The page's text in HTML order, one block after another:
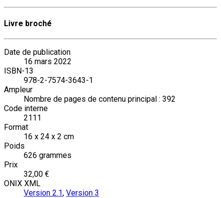
Livre broché
Date de publication
16 mars 2022
ISBN-13
978-2-7574-3643-1
Ampleur
Nombre de pages de contenu principal : 392
Code interne
2111
Format
16 x 24 x 2 cm
Poids
626 grammes
Prix
32,00 €
ONIX XML
Version 2.1, Version 3